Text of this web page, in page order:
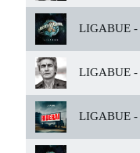
LIGABUE -
LIGABUE -
LIGABUE -